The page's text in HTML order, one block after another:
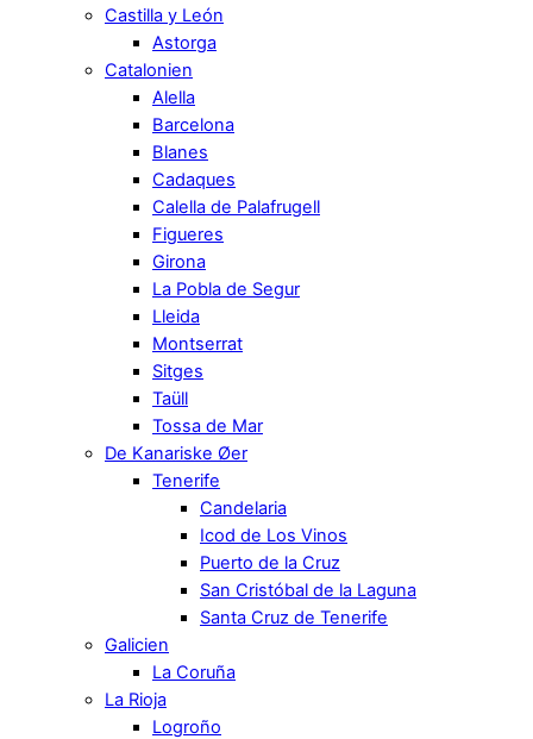
Castilla y León
Astorga
Catalonien
Alella
Barcelona
Blanes
Cadaques
Calella de Palafrugell
Figueres
Girona
La Pobla de Segur
Lleida
Montserrat
Sitges
Taüll
Tossa de Mar
De Kanariske Øer
Tenerife
Candelaria
Icod de Los Vinos
Puerto de la Cruz
San Cristóbal de la Laguna
Santa Cruz de Tenerife
Galicien
La Coruña
La Rioja
Logroño